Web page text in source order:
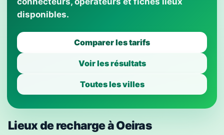
disponibles.
Comparer les tarifs
Voir les résultats
Toutes les villes
Lieux de recharge à Oeiras